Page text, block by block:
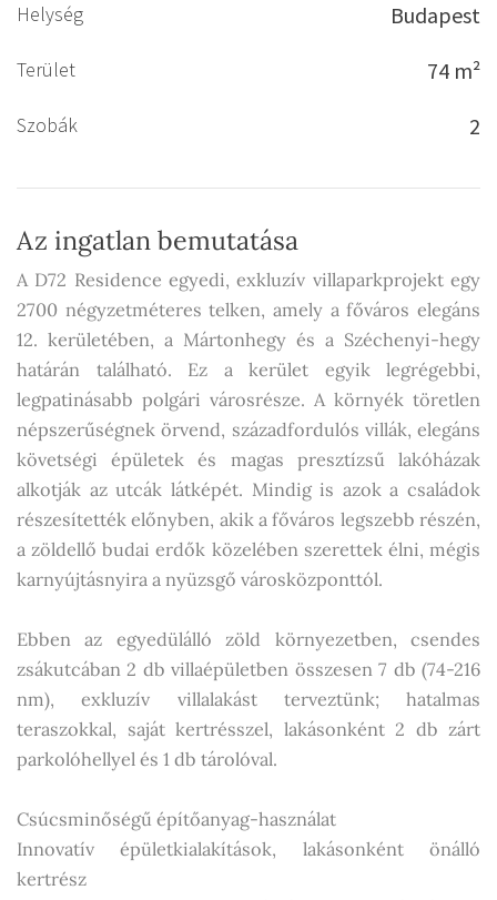
Helység Budapest
Terület 74 m²
Szobák 2
Az ingatlan bemutatása
A D72 Residence egyedi, exkluzív villaparkprojekt egy
2700 négyzetméteres telken, amely a főváros elegáns
12. kerületében, a Mártonhegy és a Széchenyi-hegy
határán található. Ez a kerület egyik legrégebbi,
legpatinásabb polgári városrésze. A környék töretlen
népszerűségnek örvend, századfordulós villák, elegáns
követségi épületek és magas presztízsű lakóházak
alkotják az utcák látképét. Mindig is azok a családok
részesítették előnyben, akik a főváros legszebb részén,
a zöldellő budai erdők közelében szerettek élni, mégis
karnyújtásnyira a nyüzsgő városközponttól.
Ebben az egyedülálló zöld környezetben, csendes
zsákutcában 2 db villaépületben összesen 7 db (74-216
nm), exkluzív villalakást terveztünk; hatalmas
teraszokkal, saját kertrésszel, lakásonként 2 db zárt
parkolóhellyel és 1 db tárolóval.
Csúcsminőségű építőanyag-használat
Innovatív épületkialakítások, lakásonként önálló
kertrész